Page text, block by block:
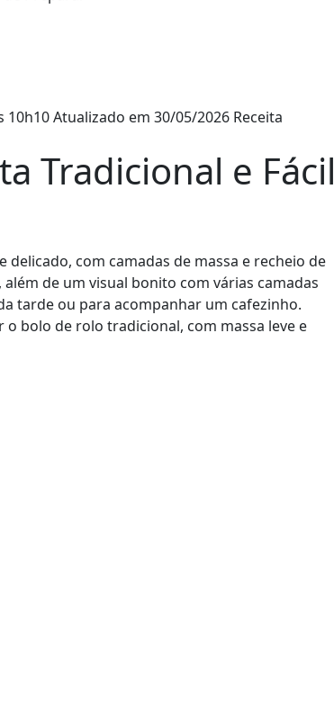
10h10Atualizado em 30/05/2026 Receita
Tradicional e Fácil
com camadas de massa e recheio de
de um visual bonito com várias camadas
tarde ou para acompanhar um cafezinho.
bolo de rolo tradicional, com massa leve e